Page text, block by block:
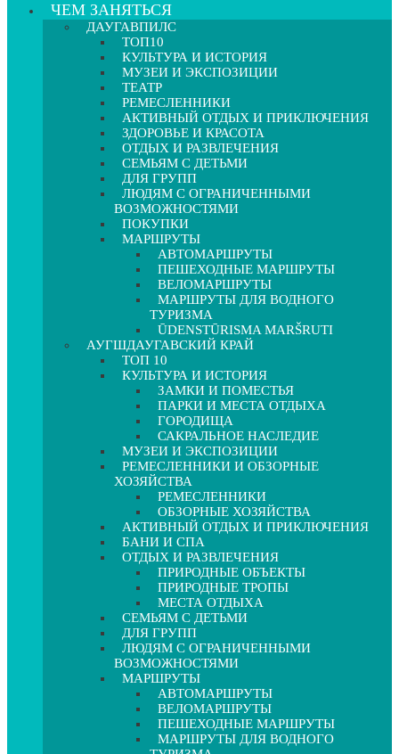
ЧЕМ ЗАНЯТЬСЯ
ДАУГАВПИЛС
ТОП10
КУЛЬТУРА И ИСТОРИЯ
МУЗЕИ И ЭКСПОЗИЦИИ
ТЕАТР
РЕМЕСЛЕННИКИ
АКТИВНЫЙ ОТДЫХ И ПРИКЛЮЧЕНИЯ
ЗДОРОВЬЕ И КРАСОТА
ОТДЫХ И РАЗВЛЕЧЕНИЯ
СЕМЬЯМ С ДЕТЬМИ
ДЛЯ ГРУПП
ЛЮДЯМ С ОГРАНИЧЕННЫМИ
ВОЗМОЖНОСТЯМИ
ПОКУПКИ
МАРШРУТЫ
АВТОМАРШРУТЫ
ПЕШЕХОДНЫЕ МАРШРУТЫ
ВЕЛОМАРШРУТЫ
МАРШРУТЫ ДЛЯ ВОДНОГО
ТУРИЗМА
ŪDENSTŪRISMA MARŠRUTI
АУГШДАУГАВСКИЙ КРАЙ
ТОП 10
КУЛЬТУРА И ИСТОРИЯ
ЗАМКИ И ПОМЕСТЬЯ
ПАРКИ И МЕСТА ОТДЫХА
ГОРОДИЩА
САКРАЛЬНОЕ НАСЛЕДИЕ
МУЗЕИ И ЭКСПОЗИЦИИ
РЕМЕСЛЕННИКИ И ОБЗОРНЫЕ
ХОЗЯЙСТВА
РЕМЕСЛЕННИКИ
ОБЗОРНЫЕ ХОЗЯЙСТВА
АКТИВНЫЙ ОТДЫХ И ПРИКЛЮЧЕНИЯ
БАНИ И СПА
ОТДЫХ И РАЗВЛЕЧЕНИЯ
ПРИРОДНЫЕ ОБЪЕКТЫ
ПРИРОДНЫЕ ТРОПЫ
МЕСТА ОТДЫХА
СЕМЬЯМ С ДЕТЬМИ
ДЛЯ ГРУПП
ЛЮДЯМ С ОГРАНИЧЕННЫМИ
ВОЗМОЖНОСТЯМИ
МАРШРУТЫ
АВТОМАРШРУТЫ
ВЕЛОМАРШРУТЫ
ПЕШЕХОДНЫЕ МАРШРУТЫ
МАРШРУТЫ ДЛЯ ВОДНОГО